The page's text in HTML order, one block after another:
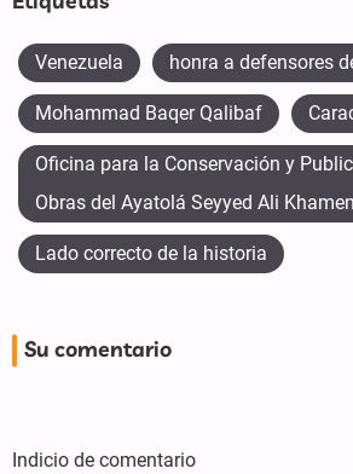
Venezuela honra a defensores
Mohammad Baqer Qalibaf
Oficina para la Conservación y
Obras del Ayatolá Seyyed Ali
Lado correcto de la historia
Su comentario
Indicio de comentario